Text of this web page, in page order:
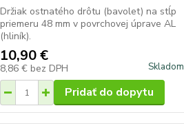
Držiak ostnatého drôtu (bavolet) na stĺp
priemeru 48 mm v povrchovej úprave AL
(hliník).
10,90 €
8,86 € bez DPH Skladom
Pridať do dopytu